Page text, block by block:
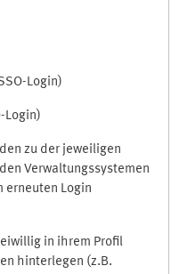
Login)
Login)
zu der jeweiligen
Verwaltungssystemen
erneuten Login
in ihrem Profil
hinterlegen (z.B.